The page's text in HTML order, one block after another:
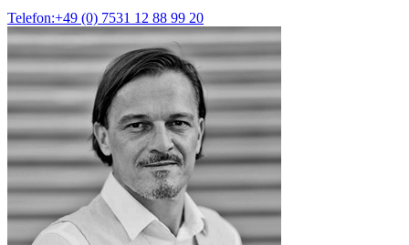
Telefon:+49 (0) 7531 12 88 99 20